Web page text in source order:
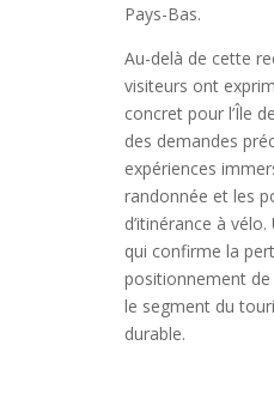
Pays-Bas.
Au-delà de cette
visiteurs ont
concret pour l’Île
des demandes
expériences
randonnée et les
d’itinérance à
qui confirme la
positionnement
le segment du
durable.